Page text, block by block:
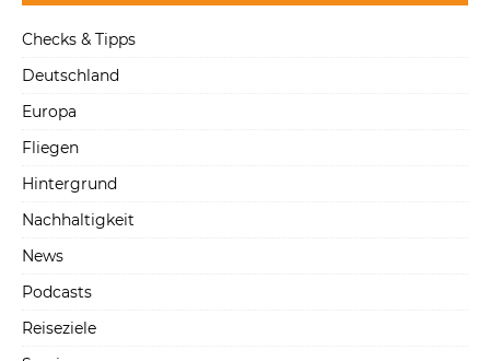
Checks & Tipps
Deutschland
Europa
Fliegen
Hintergrund
Nachhaltigkeit
News
Podcasts
Reiseziele